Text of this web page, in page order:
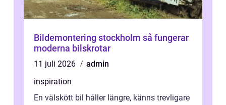
Bildemontering stockholm så fungerar
moderna bilskrotar
11 juli 2026
admin
inspiration
En välskött bil håller längre, känns trevligare